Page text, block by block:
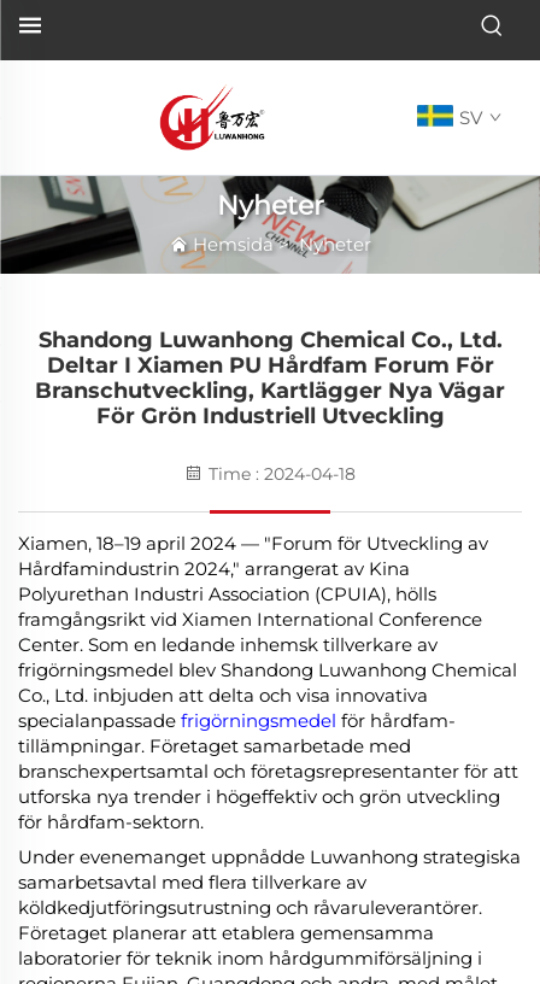
SV
Nyheter
Hemsida>Nyheter
Shandong Luwanhong Chemical Co., Ltd.
Deltar I Xiamen PU Hårdfam Forum För
Branschutveckling, Kartlägger Nya Vägar
För Grön Industriell Utveckling
Time : 2024-04-18
Xiamen, 18–19 april 2024 — "Forum för Utveckling av
Hårdfamindustrin 2024," arrangerat av Kina
Polyurethan Industri Association (CPUIA), hölls
framgångsrikt vid Xiamen International Conference
Center. Som en ledande inhemsk tillverkare av
frigörningsmedel blev Shandong Luwanhong Chemical
Co., Ltd. inbjuden att delta och visa innovativa
specialanpassade frigörningsmedel för hårdfam-
tillämpningar. Företaget samarbetade med
branschexpertsamtal och företagsrepresentanter för att
utforska nya trender i högeffektiv och grön utveckling
för hårdfam-sektorn.
Under evenemanget uppnådde Luwanhong strategiska
samarbetsavtal med flera tillverkare av
köldkedjutföringsutrustning och råvaruleverantörer.
Företaget planerar att etablera gemensamma
laboratorier för teknik inom hårdgummiförsäljning i